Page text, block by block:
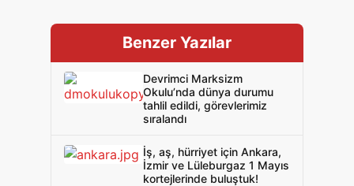
Benzer Yazılar
Devrimci Marksizm
Okulu’nda dünya durumu
tahlil edildi, görevlerimiz
sıralandı
İş, aş, hürriyet için Ankara,
İzmir ve Lüleburgaz 1 Mayıs
kortejlerinde buluştuk!